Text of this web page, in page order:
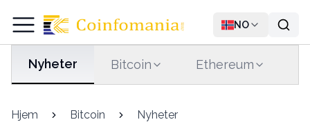
NO
Nyheter Bitcoin Ethereum
Hjem Bitcoin Nyheter